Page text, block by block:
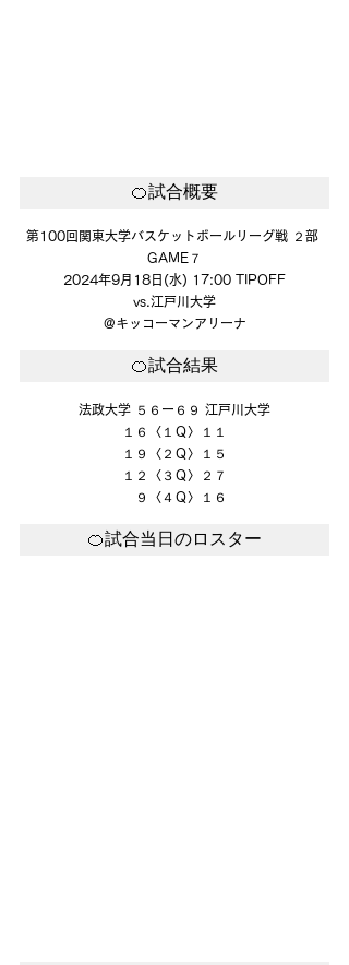
🍊試合概要
第100回関東大学バスケットボールリーグ戦 ２部
GAME７
2024年9月18日(水) 17:00 TIPOFF
vs.江戸川大学
@キッコーマンアリーナ
🍊試合結果
法政大学 ５６ー６９ 江戸川大学
１６〈１Ｑ〉１１
１９〈２Ｑ〉１５
１２〈３Ｑ〉２７
９〈４Ｑ〉１６
🍊試合当日のロスター